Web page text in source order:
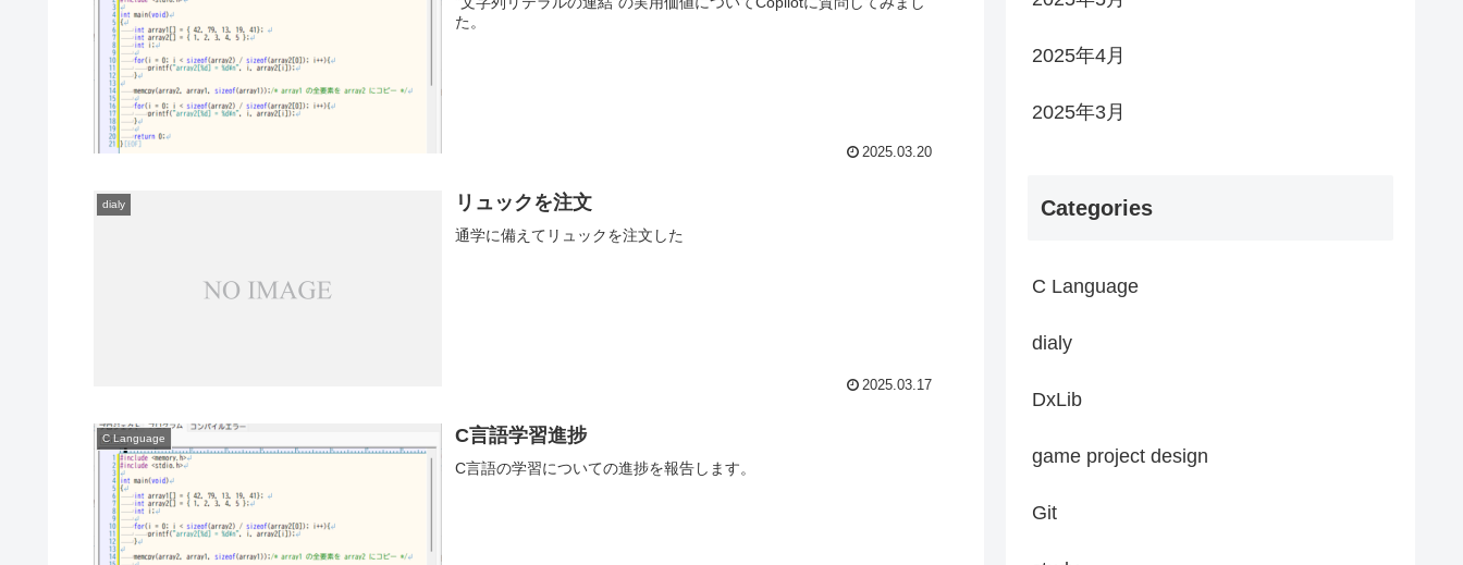
た。
2025.03.20
dialy リュックを注文
通学に備えてリュックを注文した
2025.03.17
C Language C言語学習進捗
C言語の学習についての進捗を報告します。
2025年4月
2025年3月
Categories
C Language
dialy
DxLib
game project design
Git